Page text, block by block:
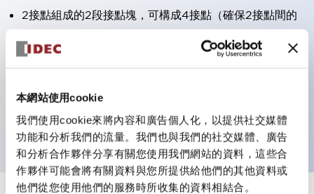
本網站使用cookie
我們使用cookie來將內容和廣告個人化，以提供社交媒體
功能和分析我們的流量。我們也與我們的社交媒體、廣告
和分析合作夥伴分享有關您使用我們網站的資料，這些合
作夥伴可能會將有關資料與您所提供給他們的其他資料或
他們從您使用他們的服務時所收集的資料相結合。
2接點組成的2段接點塊，可構成4接點（確保2接點間的
面板深度39.9mm（※11段接點塊）、59.9mm（※22段
第三代安全結構：2動作釋放、護罩一體成型、IP20手指
防護結構